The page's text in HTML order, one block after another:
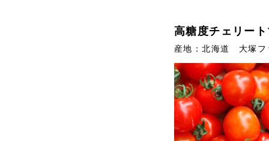
高糖度チェリー
産地：北海道 大塚フ